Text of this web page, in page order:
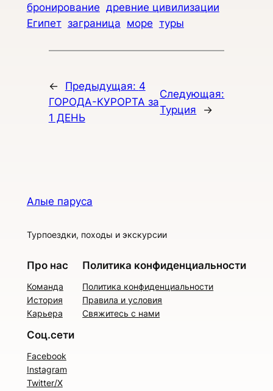
бронирование древние цивилизации
Египет заграница море туры
← Предыдущая: 4
ГОРОДА-КУРОРТА за
1 ДЕНЬ
Следующая:
Турция
→
Алые паруса
Турпоездки, походы и экскурсии
Про нас
Команда
История
Карьера
Политика конфиденциальности
Политика конфиденциальности
Правила и условия
Свяжитесь с нами
Соц.сети
Facebook
Instagram
Twitter/X